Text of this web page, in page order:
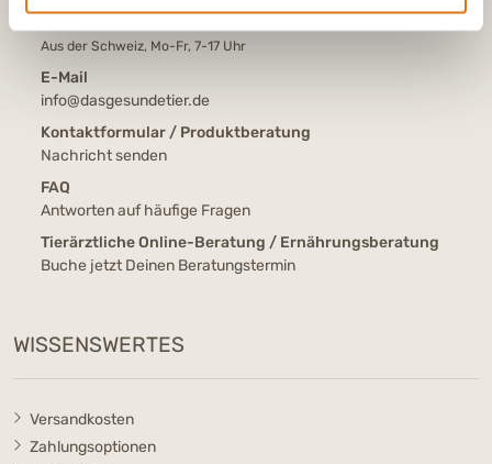
Aus der Schweiz, Mo-Fr, 7-17 Uhr
E-Mail
info@dasgesundetier.de
Kontaktformular / Produktberatung
Nachricht senden
FAQ
Antworten auf häufige Fragen
Tierärztliche Online-Beratung / Ernährungsberatung
Buche jetzt Deinen Beratungstermin
WISSENSWERTES
Versandkosten
Zahlungsoptionen